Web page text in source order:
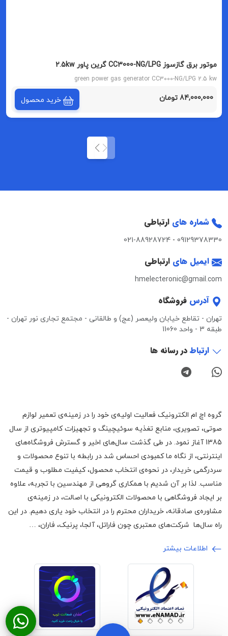
موتور برق گازسوز CC3000-NG/LPG گرین پاور 2.5kw
green power gas generator CC3000-NG/LPG 2.5 kw
84,000,000 تومان خرید محصول
شماره های ارتباطی
09129378330
-
021-88928724
ایمیل های ارتباطی
hmelecteronic@gmail.com
آدرس فروشگاه
تهران - تقاطع خیابان ولیعصر (عج) و طالقانی - مجتمع تجاری نور تهران -
طبقه 3 - واحد 11060
ارتباطدر رسانه ها
گروه اچ ام الکترونیک فعالیت اولیه‌ی خود را در زمینه‌‌ی تعمیر لوازم
صوتی، تصویری، منابع تغذیه سوئیچینگ و تجهیزات کامپیوتری از سال
1385 آغاز نمود. در طی گذشت سال‌های اخیر و گسترش فروشگاه‌های
اینترنتی، از نگاه ما کمبودی احساس شد در رابطه با تنوع محصولات و
سردرگمی خریدار، در نحوه‌ی انتخاب محصول، کیفیت مطلوب و قیمت
مناسب. لذا بر آن شدیم با همکاری گروهی از مهندسین با تجربه، علاوه
بر ایجاد فروشگاهی با محصولات الکترونیکی با اصالت، در زمینه‌ی
مشاوره‌ی صادقانه، خریداران محترم را در انتخاب خود یاری دهیم. در این
راه سال‌ها شرکت‌های معتبری چون فاراتل، آلجا، پرنیک، فاران، …
اطلاعات بیشتر